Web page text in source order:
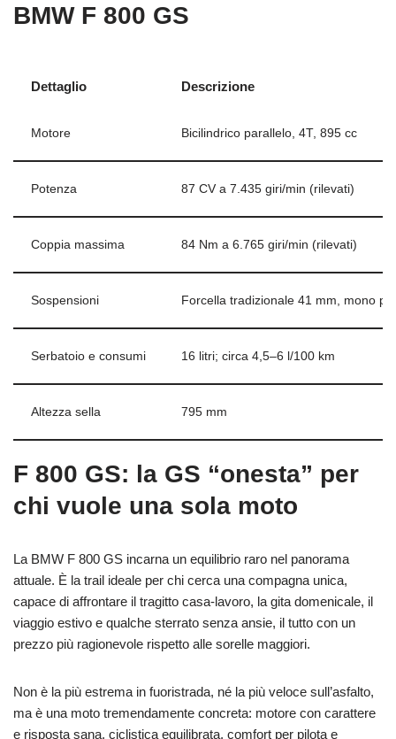
BMW F 800 GS
Dettaglio Descrizione
Motore Bicilindrico parallelo, 4T, 895 cc
Potenza 87 CV a 7.435 giri/min (rilevati)
Coppia massima 84 Nm a 6.765 giri/min (rilevati)
Sospensioni Forcella tradizionale 41 mm, mono
Serbatoio e consumi 16 litri; circa 4,5–6 l/100 km
Altezza sella 795 mm
F 800 GS: la GS “onesta” per
chi vuole una sola moto
La BMW F 800 GS incarna un equilibrio raro nel panorama
attuale. È la trail ideale per chi cerca una compagna unica,
capace di affrontare il tragitto casa-lavoro, la gita domenicale, il
viaggio estivo e qualche sterrato senza ansie, il tutto con un
prezzo più ragionevole rispetto alle sorelle maggiori.
Non è la più estrema in fuoristrada, né la più veloce sull’asfalto,
ma è una moto tremendamente concreta: motore con carattere
e risposta sana, ciclistica equilibrata, comfort per pilota e